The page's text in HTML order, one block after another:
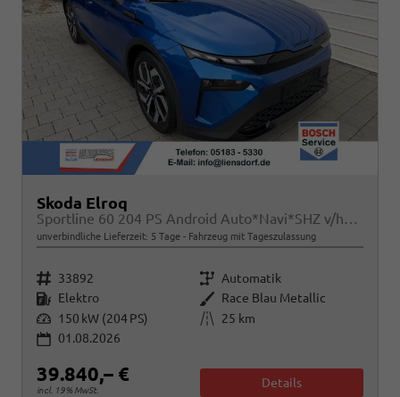
Skoda Elroq
Sportline 60 204 PS Android Auto*Navi*SHZ v/h*Kamera*E-Heck*Kessy*ACC
unverbindliche Lieferzeit: 5 Tage Fahrzeug mit Tageszulassung
Fahrzeugnr. 33892 Getriebe Automatik
Kraftstoff Elektro Außenfarbe Race Blau Metallic
Leistung 150 kW (204 PS) Kilometerstand
25 km
01.08.2026
39.840,– €
incl. 19% MwSt.
Details